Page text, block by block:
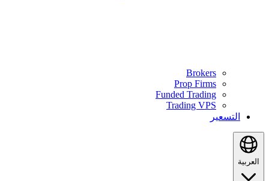
Brokers
Prop Firms
Funded Trading
Trading VPS
التسعير
العربية